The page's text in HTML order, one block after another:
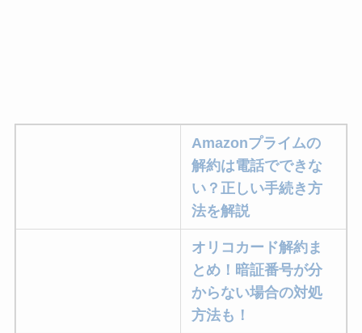
Amazonプライムの
解約は電話でできな
い？正しい手続き方
法を解説
オリコカード解約ま
とめ！暗証番号が分
からない場合の対処
方法も！